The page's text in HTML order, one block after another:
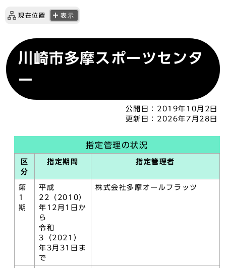
現在位置 表示
川崎市多摩スポーツセンタ
ー
公開日： 2019年10月2日
更新日： 2026年7月28日
指定管理の状況
区
分
指定期間 指定管理者
第
1
期
平成
22（2010）
年12月1日か
ら
令和
3（2021）
年3月31日ま
で
株式会社多摩オールフラッツ